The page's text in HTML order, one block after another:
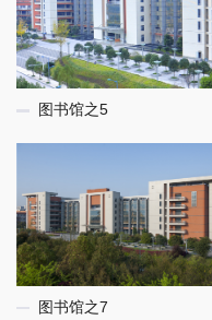
图书馆之5
图书馆之7